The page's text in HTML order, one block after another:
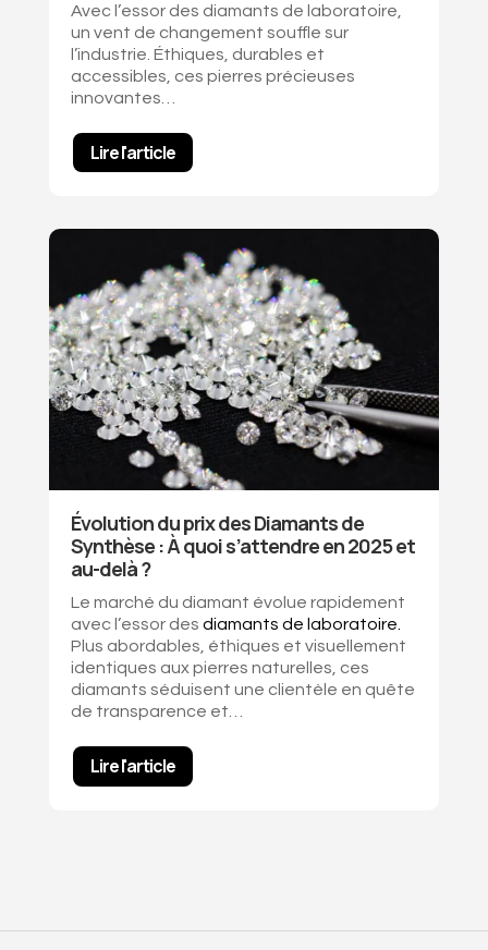
Avec l’essor des diamants de laboratoire,
un vent de changement souffle sur
l’industrie. Éthiques, durables et
accessibles, ces pierres précieuses
innovantes…
Lire l'article
Évolution du prix des Diamants de
Synthèse : À quoi s’attendre en 2025 et
au-delà ?
Le marché du diamant évolue rapidement
avec l’essor des diamants de laboratoire.
Plus abordables, éthiques et visuellement
identiques aux pierres naturelles, ces
diamants séduisent une clientèle en quête
de transparence et…
Lire l'article